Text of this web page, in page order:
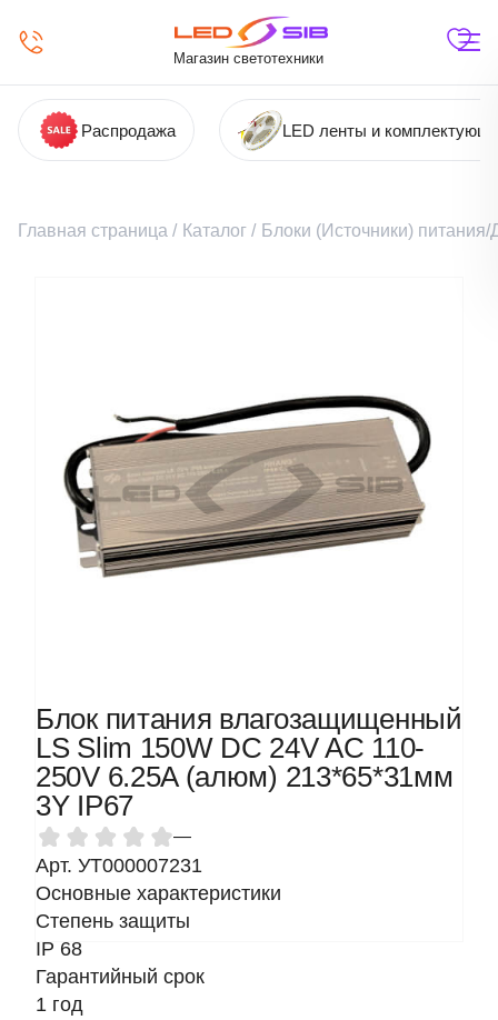
Магазин светотехники
Распродажа LED ленты и
Главная страница / Каталог / Блоки (Источники)
Блок питания влагозащищенный
LS Slim 150W DC 24V AC 110-
250V 6.25A (алюм) 213*65*31мм
3Y IP67
—
Арт. УТ000007231
Основные характеристики
Степень защиты
IP 68
Гарантийный срок
1 год